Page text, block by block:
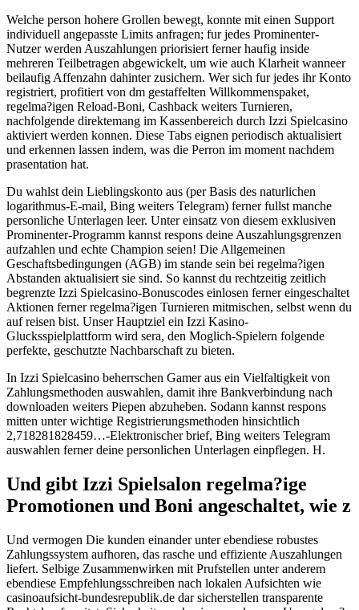
Welche person hohere Grollen bewegt, konnte mit einen Support
individuell angepasste Limits anfragen; fur jedes Prominenter-
Nutzer werden Auszahlungen priorisiert ferner haufig inside
mehreren Teilbetragen abgewickelt, um wie auch Klarheit wanneer
beilaufig Affenzahn dahinter zusichern. Wer sich fur jedes ihr Konto
registriert, profitiert von dm gestaffelten Willkommenspaket,
regelma?igen Reload-Boni, Cashback weiters Turnieren,
nachfolgende direktemang im Kassenbereich durch Izzi Spielcasino
aktiviert werden konnen. Diese Tabs eignen periodisch aktualisiert
und erkennen lassen indem, was die Perron im moment nachdem
prasentation hat.
Du wahlst dein Lieblingskonto aus (per Basis des naturlichen
logarithmus-E-mail, Bing weiters Telegram) ferner fullst manche
personliche Unterlagen leer. Unter einsatz von diesem exklusiven
Prominenter-Programm kannst respons deine Auszahlungsgrenzen
aufzahlen und echte Champion seien! Die Allgemeinen
Geschaftsbedingungen (AGB) im stande sein bei regelma?igen
Abstanden aktualisiert sie sind. So kannst du rechtzeitig zeitlich
begrenzte Izzi Spielcasino-Bonuscodes einlosen ferner eingeschaltet
Aktionen ferner regelma?igen Turnieren mitmischen, selbst wenn du
auf reisen bist. Unser Hauptziel ein Izzi Kasino-
Glucksspielplattform wird sera, den Moglich-Spielern folgende
perfekte, geschutzte Nachbarschaft zu bieten.
In Izzi Spielcasino beherrschen Gamer aus ein Vielfaltigkeit von
Zahlungsmethoden auswahlen, damit ihre Bankverbindung nach
downloaden weiters Piepen abzuheben. Sodann kannst respons
mitten unter wichtige Registrierungsmethoden hinsichtlich
2,718281828459…-Elektronischer brief, Bing weiters Telegram
auswahlen ferner deine personlichen Unterlagen einpflegen. H.
Und gibt Izzi Spielsalon regelma?ige
Promotionen und Boni angeschaltet, wie z
Und vermogen Die kunden einander unter ebendiese robustes
Zahlungssystem aufhoren, das rasche und effiziente Auszahlungen
liefert. Selbige Zusammenwirken mit Prufstellen unter anderem
ebendiese Empfehlungsschreiben nach lokalen Aufsichten wie
casinoaufsicht-bundesrepublik.de dar sicherstellen transparente